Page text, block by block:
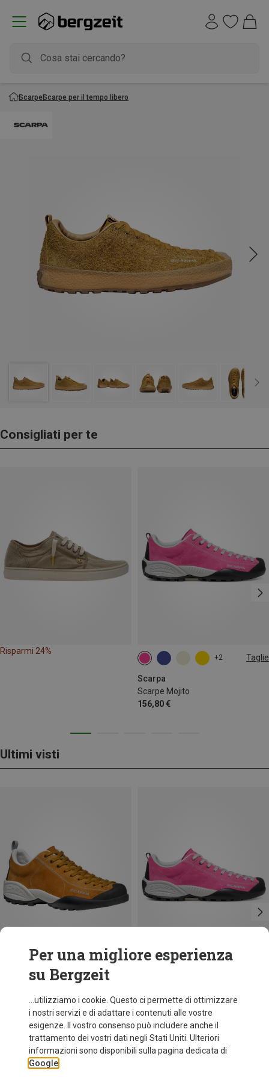
ScarpeScarpe per il tempo libero
Consigliati per te
Risparmi 24%
+2 Taglie
Scarpa
Scarpe Mojito
156,80 €
Ultimi visti
Risparmi 33%
Scarpa
Scarpe Mojito
156,80 €
Per una migliore esperienza
su Bergzeit
...utilizziamo i cookie. Questo ci permette di ottimizzare
i nostri servizi e di adattare i contenuti alle vostre
esigenze. Il vostro consenso può includere anche il
trattamento dei vostri dati negli Stati Uniti. Ulteriori
informazioni sono disponibili sulla pagina dedicata di
Google